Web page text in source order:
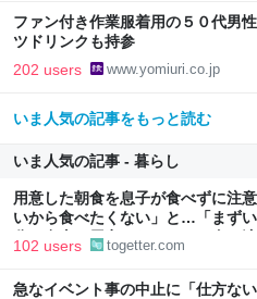
しい→「既出だと思うがここはオ
(´・ω・｀)」
ファン付き作業服着用の５０代男
ツドリンクも持参
202 users www.yomiuri.co.jp
いま人気の記事をもっと読む
いま人気の記事 - 暮らし
用意した朝食を息子が食べずに注
いから食べたくない」と…「まず
分で食事を用意しなさい。お金は
102 users togetter.com
急なイベント事の中止に「仕方な